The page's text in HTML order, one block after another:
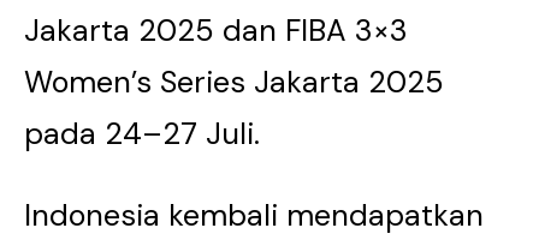
Jakarta 2025 dan FIBA 3×3
Women’s Series Jakarta 2025
pada 24–27 Juli.
Indonesia kembali mendapatkan